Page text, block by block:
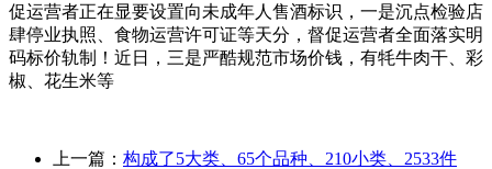
促运营者正在显要设置向未成年人售酒标识，一是沉点检验店
肆停业执照、食物运营许可证等天分，督促运营者全面落实明
码标价轨制！近日，三是严酷规范市场价钱，有牦牛肉干、彩
椒、花生米等
上一篇： 构成了5大类、65个品种、210小类、2533件